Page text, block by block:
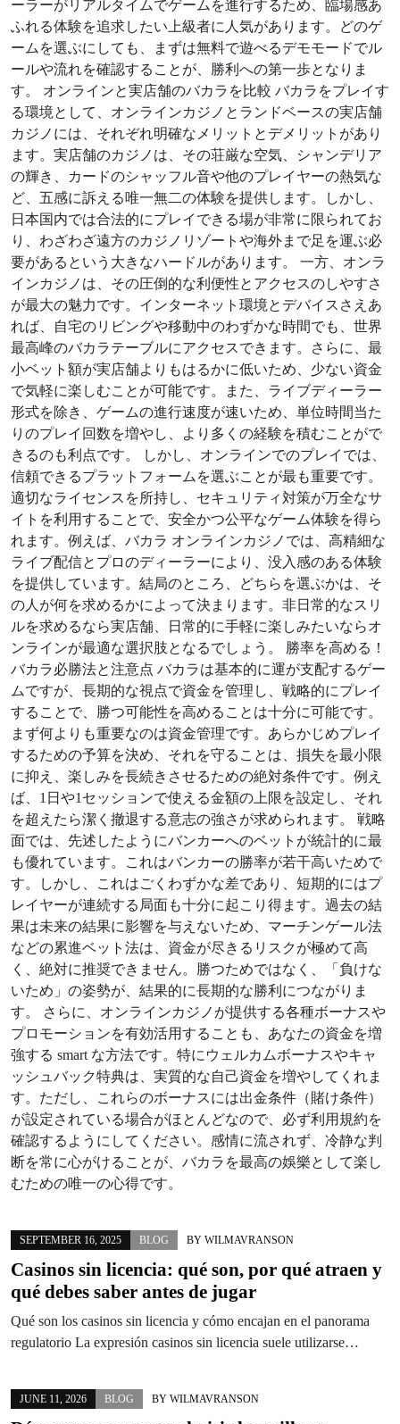
ーラーがリアルタイムでゲームを進行するため、臨場感あ
ふれる体験を追求したい上級者に人気があります。どのゲ
ームを選ぶにしても、まずは無料で遊べるデモモードでル
ールや流れを確認することが、勝利への第一歩となりま
す。 オンラインと実店舗のバカラを比較 バカラをプレイす
る環境として、オンラインカジノとランドベースの実店舗
カジノには、それぞれ明確なメリットとデメリットがあり
ます。実店舗のカジノは、その荘厳な空気、シャンデリア
の輝き、カードのシャッフル音や他のプレイヤーの熱気な
ど、五感に訴える唯一無二の体験を提供します。しかし、
日本国内では合法的にプレイできる場が非常に限られてお
り、わざわざ遠方のカジノリゾートや海外まで足を運ぶ必
要があるという大きなハードルがあります。 一方、オンラ
インカジノは、その圧倒的な利便性とアクセスのしやすさ
が最大の魅力です。インターネット環境とデバイスさえあ
れば、自宅のリビングや移動中のわずかな時間でも、世界
最高峰のバカラテーブルにアクセスできます。さらに、最
小ベット額が実店舗よりもはるかに低いため、少ない資金
で気軽に楽しむことが可能です。また、ライブディーラー
形式を除き、ゲームの進行速度が速いため、単位時間当た
りのプレイ回数を増やし、より多くの経験を積むことがで
きるのも利点です。 しかし、オンラインでのプレイでは、
信頼できるプラットフォームを選ぶことが最も重要です。
適切なライセンスを所持し、セキュリティ対策が万全なサ
イトを利用することで、安全かつ公平なゲーム体験を得ら
れます。例えば、バカラ オンラインカジノでは、高精細な
ライブ配信とプロのディーラーにより、没入感のある体験
を提供しています。結局のところ、どちらを選ぶかは、そ
の人が何を求めるかによって決まります。非日常的なスリ
ルを求めるなら実店舗、日常的に手軽に楽しみたいならオ
ンラインが最適な選択肢となるでしょう。 勝率を高める！
バカラ必勝法と注意点 バカラは基本的に運が支配するゲー
ムですが、長期的な視点で資金を管理し、戦略的にプレイ
することで、勝つ可能性を高めることは十分に可能です。
まず何よりも重要なのは資金管理です。あらかじめプレイ
するための予算を決め、それを守ることは、損失を最小限
に抑え、楽しみを長続きさせるための絶対条件です。例え
ば、1日や1セッションで使える金額の上限を設定し、それ
を超えたら潔く撤退する意志の強さが求められます。 戦略
面では、先述したようにバンカーへのベットが統計的に最
も優れています。これはバンカーの勝率が若干高いためで
す。しかし、これはごくわずかな差であり、短期的にはプ
レイヤーが連続する局面も十分に起こり得ます。過去の結
果は未来の結果に影響を与えないため、マーチンゲール法
などの累進ベット法は、資金が尽きるリスクが極めて高
く、絶対に推奨できません。勝つためではなく、「負けな
いため」の姿勢が、結果的に長期的な勝利につながりま
す。 さらに、オンラインカジノが提供する各種ボーナスや
プロモーションを有効活用することも、あなたの資金を増
強する smart な方法です。特にウェルカムボーナスやキャ
ッシュバック特典は、実質的な自己資金を増やしてくれま
す。ただし、これらのボーナスには出金条件（賭け条件）
が設定されている場合がほとんどなので、必ず利用規約を
確認するようにしてください。感情に流されず、冷静な判
断を常に心がけることが、バカラを最高の娛樂として楽し
むための唯一の心得です。
SEPTEMBER 16, 2025 BLOG BY WILMAVRANSON
Casinos sin licencia: qué son, por qué atraen y
qué debes saber antes de jugar
Qué son los casinos sin licencia y cómo encajan en el panorama
regulatorio La expresión casinos sin licencia suele utilizarse…
JUNE 11, 2026 BLOG BY WILMAVRANSON